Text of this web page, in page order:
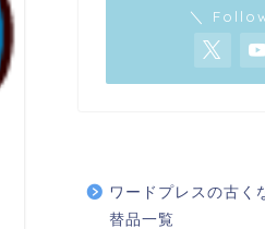
＼
ワードプレスの古く
替品一覧